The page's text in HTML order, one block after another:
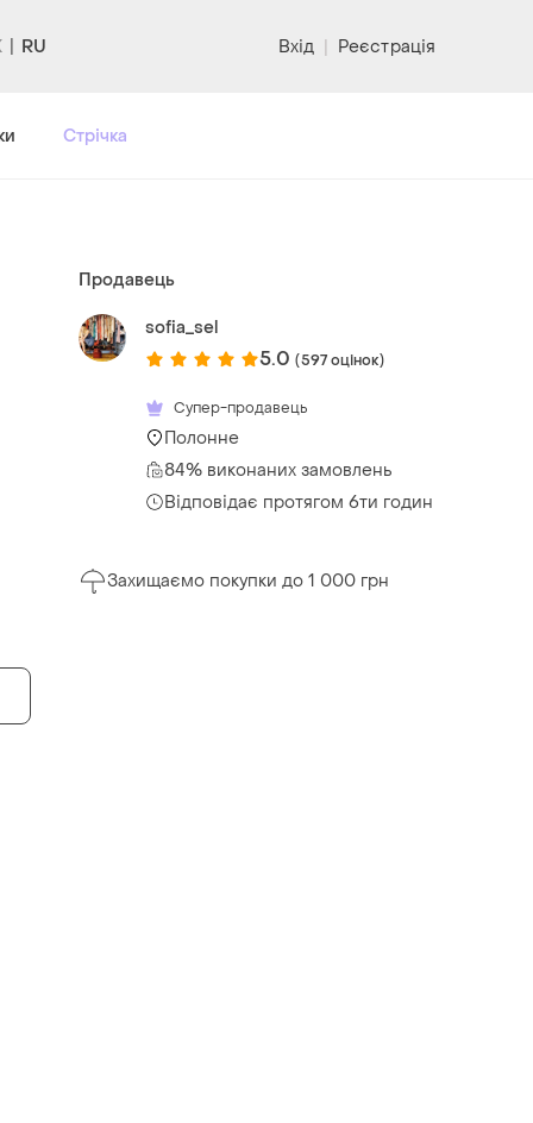
RU Вхід | Реєстрація
Стрічка
Продавець
sofia_sel
5.0 (597 оцінок)
Супер-продавець
Полонне
84% виконаних замовлень
Відповідає протягом 6ти годин
Захищаємо покупки до 1 000 грн